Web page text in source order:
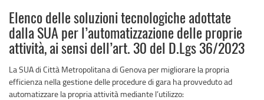
Elenco delle soluzioni tecnologiche adottate
dalla SUA per l’automatizzazione delle proprie
attività, ai sensi dell’art. 30 del D.Lgs 36/2023
La SUA di Città Metropolitana di Genova per migliorare la propria
efficienza nella gestione delle procedure di gara ha provveduto ad
automatizzare la propria attività mediante l’utilizzo: